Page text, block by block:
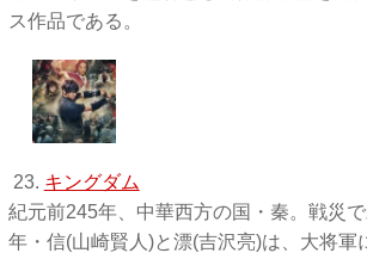
ス作品である。
23. キングダム
紀元前245年、中華西方の国・秦。戦災
年・信(山崎賢人)と漂(吉沢亮)は、大将軍